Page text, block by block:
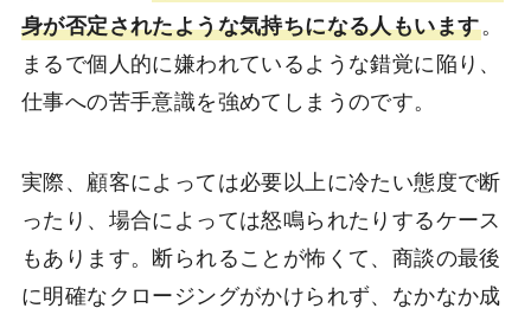
身が否定されたような気持ちになる人もいます。
まるで個人的に嫌われているような錯覚に陥り、
仕事への苦手意識を強めてしまうのです。
実際、顧客によっては必要以上に冷たい態度で断
ったり、場合によっては怒鳴られたりするケース
もあります。断られることが怖くて、商談の最後
に明確なクロージングがかけられず、なかなか成